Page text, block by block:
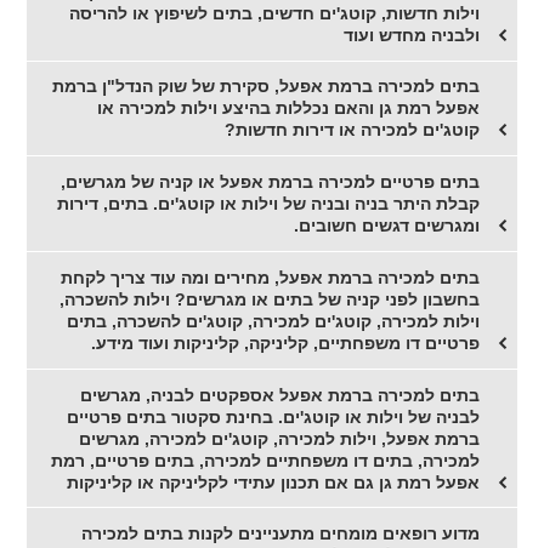
וילות חדשות, קוטג'ים חדשים, בתים לשיפוץ או להריסה
ולבניה מחדש ועוד
בתים למכירה ברמת אפעל, סקירת של שוק הנדל"ן ברמת
אפעל רמת גן והאם נכללות בהיצע וילות למכירה או
קוטג'ים למכירה או דירות חדשות?
בתים פרטיים למכירה ברמת אפעל או קניה של מגרשים,
קבלת היתר בניה ובניה של וילות או קוטג'ים. בתים, דירות
ומגרשים דגשים חשובים.
בתים למכירה ברמת אפעל, מחירים ומה עוד צריך לקחת
בחשבון לפני קניה של בתים או מגרשים? וילות להשכרה,
וילות למכירה, קוטג'ים למכירה, קוטג'ים להשכרה, בתים
פרטיים דו משפחתיים, קליניקה, קליניקות ועוד מידע.
בתים למכירה ברמת אפעל אספקטים לבניה, מגרשים
לבניה של וילות או קוטג'ים. בחינת סקטור בתים פרטיים
ברמת אפעל, וילות למכירה, קוטג'ים למכירה, מגרשים
למכירה, בתים דו משפחתיים למכירה, בתים פרטיים, רמת
אפעל רמת גן גם אם תכנון עתידי לקליניקה או קליניקות
מדוע רופאים מומחים מתעניינים לקנות בתים למכירה